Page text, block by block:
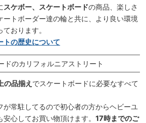
スケボー、スケートボードの商品、楽しさ
ートボーダー達の輪と共に、より良い環境
おります。
トの歴史について
ドのカリフォルニアストリート
品揃え でスケートボードに必要なすべて
が常駐してるので初心者の方からヘビーユ
心してお買い物頂けます。 17時までのご